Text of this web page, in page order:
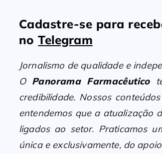
Cadastre-se para
noTelegram
Jornalismo de qualidade e
O Panorama Farmacêutico
credibilidade. Nossos
entendemos que a atualização
ligados ao setor. Praticamos
única e exclusivamente, do